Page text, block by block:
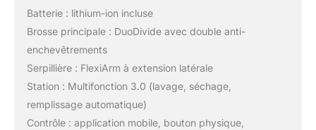
Batterie : lithium-ion incluse
Brosse principale : DuoDivide avec double anti-
enchevêtrements
Serpillière : FlexiArm à extension latérale
Station : Multifonction 3.0 (lavage, séchage,
remplissage automatique)
Contrôle : application mobile, bouton physique,